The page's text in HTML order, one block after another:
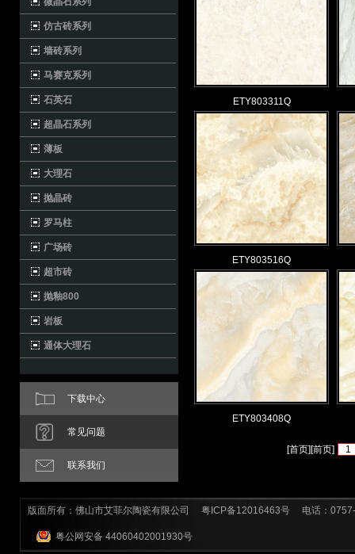
仿古砖系列
墙砖系列
马赛克系列
石英石
超晶石系列
薄板
大理石
抛晶砖
罗马柱
广场砖
超市砖
抛釉800
岩板
通体大理石
下载中心
常见问题
联系我们
ETY803311Q
ETY803516Q
ETY803408Q
[首页][前页] 1
版面所有：佛山市艾菲尔陶瓷有限公司 粤ICP备12016463号 电话：
粤公网安备 44060402001930号